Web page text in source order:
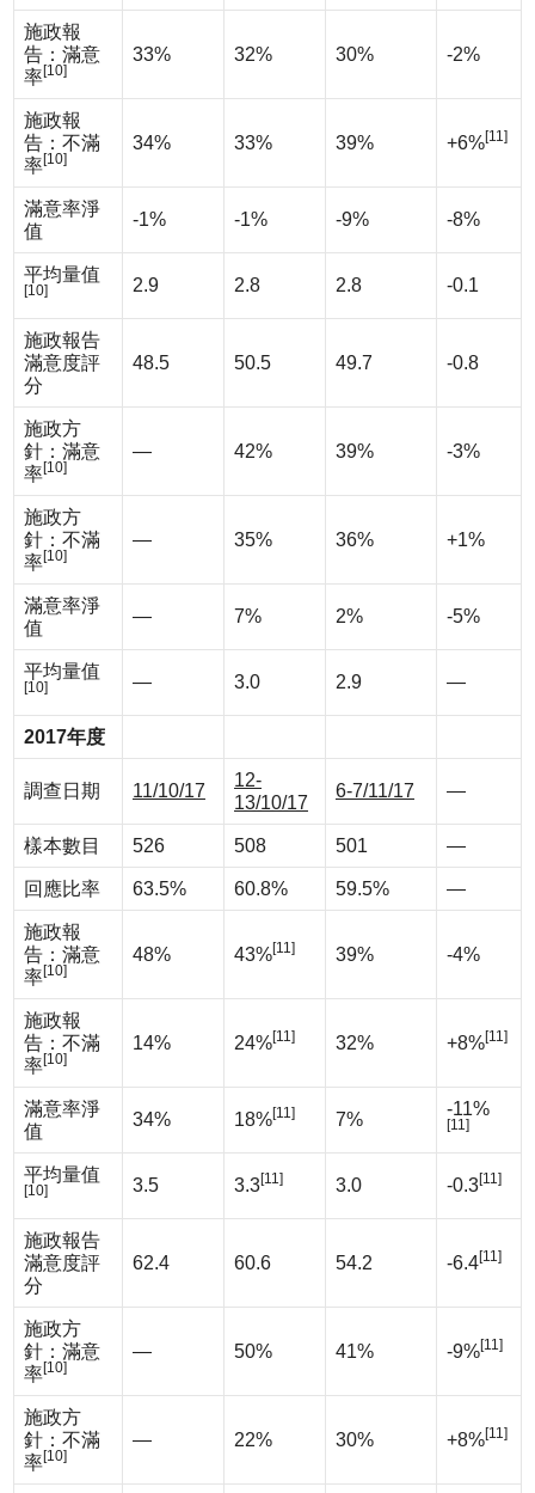
施政報
告：滿意
率[10]
33% 32% 30% -2%
施政報
告：不滿
率[10]
34% 33% 39% +6%[11]
滿意率淨
值
-1% -1% -9% -8%
平均量值
[10] 2.9 2.8 2.8 -0.1
施政報告
滿意度評
分
48.5 50.5 49.7 -0.8
施政方
針：滿意
率[10]
— 42% 39% -3%
施政方
針：不滿
率[10]
— 35% 36% +1%
滿意率淨
值
— 7% 2% -5%
平均量值
[10] — 3.0 2.9 —
2017年度
調查日期 11/10/17
12-
13/10/17
6-7/11/17 —
樣本數目 526 508 501 —
回應比率 63.5% 60.8% 59.5% —
施政報
告：滿意
率[10]
48% 43%[11] 39% -4%
施政報
告：不滿
率[10]
14% 24%[11] 32% +8%[11]
滿意率淨
值
34% 18%[11] 7%
-11%
[11]
平均量值
[10] 3.5 3.3[11] 3.0 -0.3[11]
施政報告
滿意度評
分
62.4 60.6 54.2 -6.4[11]
施政方
針：滿意
率[10]
— 50% 41% -9%[11]
施政方
針：不滿
率[10]
— 22% 30% +8%[11]